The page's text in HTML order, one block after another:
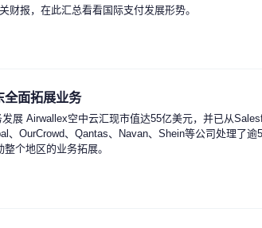
财报，在此汇总看看国际支付发展形势。
全面拓展业务
展 Airwallex空中云汇现市值达55亿美元，并已从
、OurCrowd、Qantas、Navan、Shein等公司处理了
个地区的业务拓展。